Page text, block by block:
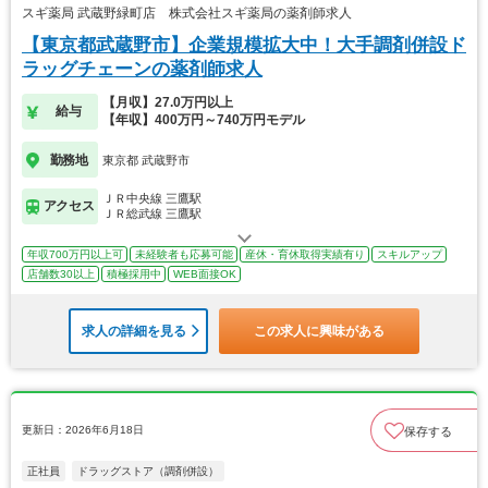
スギ薬局 武蔵野緑町店 株式会社スギ薬局の薬剤師求人
【東京都武蔵野市】企業規模拡大中！大手調剤併設ド
ラッグチェーンの薬剤師求人
給与
【月収】27.0万円以上
【年収】400万円～740万円モデル
勤務地 東京都 武蔵野市
アクセス
ＪＲ中央線 三鷹駅
ＪＲ総武線 三鷹駅
年収700万円以上可 未経験者も応募可能 産休・育休取得実績有り
スキルアップ
店舗数30以上
積極採用中 WEB面接OK
求人の詳細を見る この求人に興味がある
更新日：2026年6月18日 保存する
正社員 ドラッグストア（調剤併設）